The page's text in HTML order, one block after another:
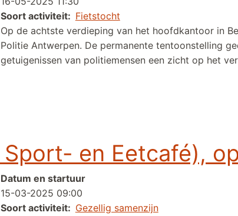
Soort activiteit
Fietstocht
Op de achtste verdieping van het hoofdkantoor in
Politie Antwerpen. De permanente tentoonstelling
getuigenissen van politiemensen een zicht op het
en Eetcafé),
Datum en startuur
15-03-2025 09:00
Soort activiteit
Gezellig samenzijn